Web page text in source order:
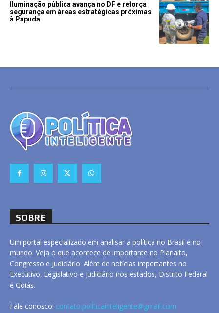
Iluminação pública avança no DF e reforça
segurança em áreas estratégicas próximas
à Papuda
SOBRE
Um portal especializado em analisar a política no Brasil e no
mundo. Veja o que acontece de importante no Planalto,
Congresso e Judiciário. Além de notícias importantes no
Executivo, Legislativo e Judiciário nos estados, Distrito Federal
e Goiás.
Fale conosco: contato.politicainteligente@gmail.com